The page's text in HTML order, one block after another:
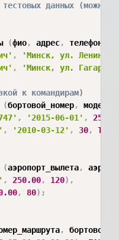
данных (можно
(фио, адрес, телефон
,
'Минск, ул. Ленина
, 'Минск, ул.
к командирам)
(бортовой_номер, модель
, '2015-06-01' , 25
, '2010-03-12' , 30, TRUE
(аэропорт_вылета,
, 250.00, 120) ,
, 80) ;
,